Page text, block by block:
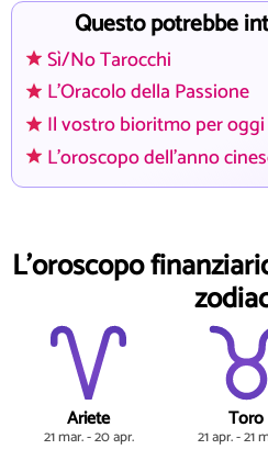
Questo potrebbe
Sì/No Tarocchi
L'Oracolo della Passione
Il vostro bioritmo per oggi
L'oroscopo dell'anno
L'oroscopo
Ariete
21 mar. - 20 apr.
Toro
21 apr. - 21